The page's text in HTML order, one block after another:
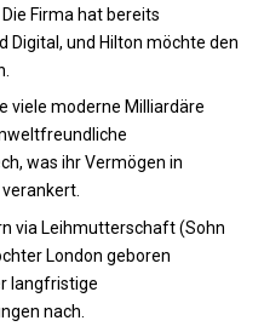
Die Firma hat bereits
Digital, und Hilton möchte den
viele moderne Milliardäre
was ihr Vermögen in
via Leihmutterschaft (Sohn
London geboren
langfristige
nach.